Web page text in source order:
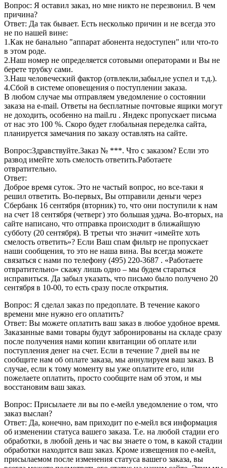
Вопрос: Я оставил заказ, но мне никто не перезвонил. В чем
причина?
Ответ: Да так бывает. Есть несколько причин и не всегда это
не по нашей вине:
1.Как не банально "аппарат абонента недоступен" или что-то
в этом роде.
2.Наш номер не определяется сотовыми операторами и Вы не
берете трубку сами.
3.Наш человеческий фактор (отвлекли,забыл,не успел и т.д.).
4.Сбой в системе оповещения о поступлении заказа.
В любом случае мы отправляем уведомление о состоянии
заказа на e-mail. Ответы на бесплатные почтовые ящики могут
не доходить, особенно на mail.ru . Яндекс пропускает письма
от нас это 100 %. Скоро будет глобальная переделка сайта,
планируется замечания по заказу оставлять на сайте.
Вопрос:Здравствуйте.Заказ № ***. Что с заказом? Если это
развод имейте хоть смелость ответить.Работаете
отвратительно.
Ответ:
Доброе время суток. Это не частый вопрос, но все-таки я
решил ответить. Во-первых, Вы отправили деньги через
Сбербанк 16 сентября (вторник) то, что они поступили к нам
на счет 18 сентября (четверг) это большая удача. Во-вторых, на
сайте написано, что отправка происходит в ближайшую
субботу (20 сентября). В третьи что значит «имейте хоть
смелость ответить»? Если Ваш спам фильтр не пропускает
наши сообщения, то это не наша вина. Вы всегда можете
связаться с нами по телефону (495) 220-3687 . «Работаете
отвратительно» скажу лишь одно – мы будем стараться
исправиться. Да забыл указать, что письмо было получено 20
сентября в 10-00, то есть сразу после открытия.
Вопрос: Я сделал заказ по предоплате. В течение какого
времени мне нужно его оплатить?
Ответ: Вы можете оплатить ваш заказ в любое удобное время.
Заказанные вами товары будут забронированы на складе сразу
после получения нами копии квитанции об оплате или
поступления денег на счет. Если в течение 7 дней вы не
сообщите нам об оплате заказа, мы аннулируем ваш заказ. В
случае, если к тому моменту вы уже оплатите его, или
пожелаете оплатить, просто сообщите нам об этом, и мы
восстановим ваш заказ.
Вопрос: Присылаете ли вы по е-мейл уведомление о том, что
заказ выслан?
Ответ: Да, конечно, вам приходит по е-мейл вся информация
об изменении статуса вашего заказа. Т.е. на любой стадии его
обработки, в любой день и час вы знаете о том, в какой стадии
обработки находится ваш заказ. Кроме извещения по е-мейл,
присылаемом после изменения статуса вашего заказа, вы